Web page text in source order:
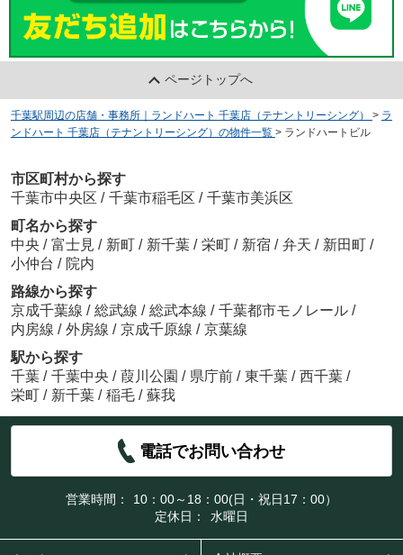
ページトップへ
千葉駅周辺の店舗・事務所｜ランドハート 千葉店（テナントリーシング） > ラ
ンドハート 千葉店（テナントリーシング）の物件一覧 > ランドハートビル
市区町村から探す
千葉市中央区 / 千葉市稲毛区 / 千葉市美浜区
町名から探す
中央 / 富士見 / 新町 / 新千葉 / 栄町 / 新宿 / 弁天 / 新田町 /
小仲台 / 院内
路線から探す
京成千葉線 / 総武線 / 総武本線 / 千葉都市モノレール /
内房線 / 外房線 / 京成千原線 / 京葉線
駅から探す
千葉 / 千葉中央 / 葭川公園 / 県庁前 / 東千葉 / 西千葉 /
栄町 / 新千葉 / 稲毛 / 蘇我
電話でお問い合わせ
営業時間：
10：00～18：00(日・祝日17：00）
定休日：
水曜日